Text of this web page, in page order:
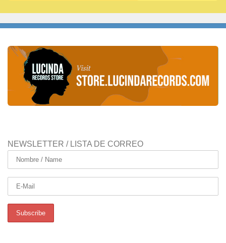
NEWSLETTER / LISTA DE CORREO